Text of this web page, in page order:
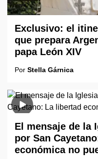
Exclusivo: el
que prepara
papa León XIV
Por Stella Gárnica
El mensaje de la
por San
económica no